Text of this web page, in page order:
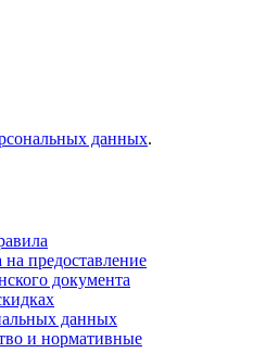
данных.
предоставление
документа
данных
и нормативные